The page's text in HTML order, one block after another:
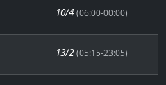
10/4 (06:00-00:00)
13/2 (05:15-23:05)